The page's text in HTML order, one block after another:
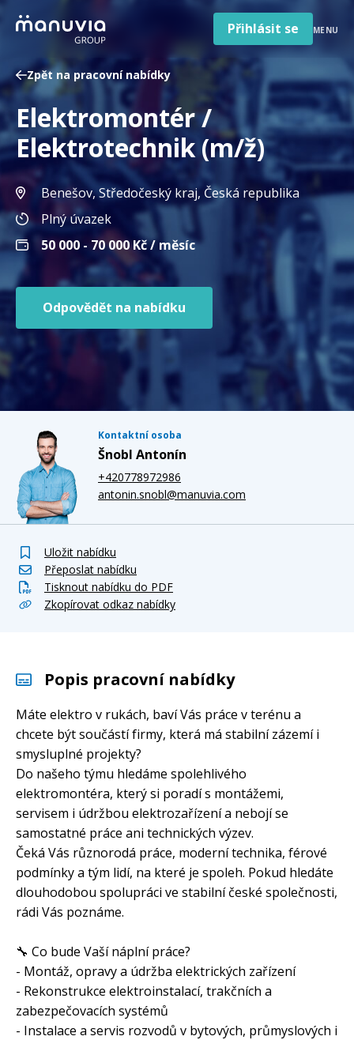
Poradna a články
Pro firmy a zaměstnavatele
O nás
Čeština
Jazyk
Česká republika
Země
/
region
Přihlásit se MENU
Zpět na pracovní nabídky
Elektromontér /
Elektrotechnik (m/ž)
Benešov, Středočeský kraj, Česká republika
Plný úvazek
50 000 - 70 000Kč / měsíc
Odpovědět na nabídku
Kontaktní osoba
Šnobl Antonín
+420778972986
antonin.snobl@manuvia.com
Uložit nabídku
Přeposlat nabídku
Tisknout nabídku do PDF
Zkopírovat odkaz nabídky
Popis pracovní nabídky
Máte elektro v rukách, baví Vás práce v terénu a
chcete být součástí firmy, která má stabilní zázemí i
smysluplné projekty?
Do našeho týmu hledáme spolehlivého
elektromontéra, který si poradí s montážemi,
servisem i údržbou elektrozařízení a nebojí se
samostatné práce ani technických výzev.
Čeká Vás různorodá práce, moderní technika, férové
podmínky a tým lidí, na které je spoleh. Pokud hledáte
dlouhodobou spolupráci ve stabilní české společnosti,
rádi Vás poznáme.
🔧 Co bude Vaší náplní práce?
- Montáž, opravy a údržba elektrických zařízení
- Rekonstrukce elektroinstalací, trakčních a
zabezpečovacích systémů
- Instalace a servis rozvodů v bytových, průmyslových i